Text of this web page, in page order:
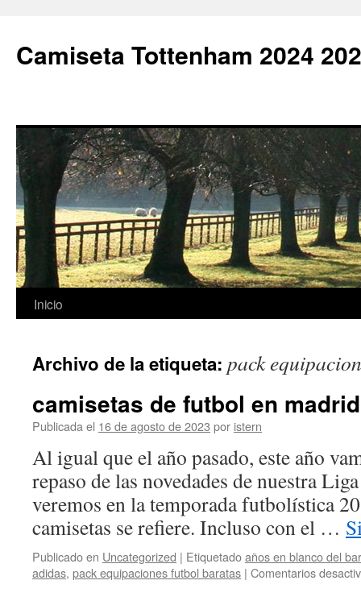
Camiseta Tottenham 2024
Saltar
contenido
Inicio
Archivo de la etiqueta: pack
camisetas de futbol en
Publicada el 16 de agosto de 2023 por istern
Al igual que el año pasado, este año
repaso de las novedades de nuestra
veremos en la temporada futbolística
camisetas se refiere. Incluso con el …
Publicado en Uncategorized | Etiquetadoaños en blanco del
adidas, pack equipaciones futbol baratas | Comentarios